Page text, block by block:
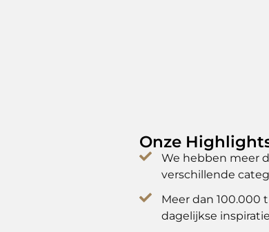
Onze
We hebben meer
verschillende
Meer dan 100.000
dagelijkse